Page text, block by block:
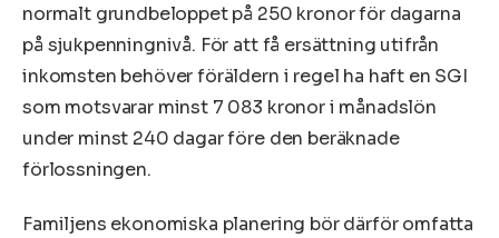
normalt grundbeloppet på 250 kronor för dagarna
på sjukpenningnivå. För att få ersättning utifrån
inkomsten behöver föräldern i regel ha haft en SGI
som motsvarar minst 7 083 kronor i månadslön
under minst 240 dagar före den beräknade
förlossningen.
Familjens ekonomiska planering bör därför omfatta